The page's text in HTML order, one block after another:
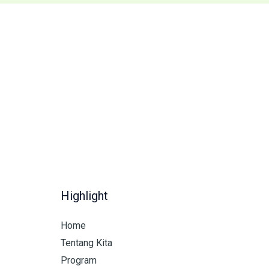
Highlight
Home
Tentang Kita
Program